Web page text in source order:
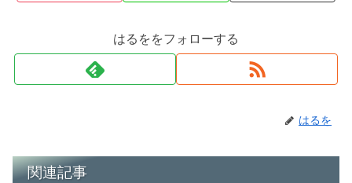
はるををフォローする
はるを
関連記事